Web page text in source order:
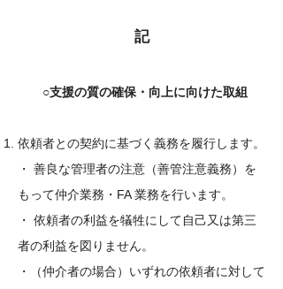
記
○支援の質の確保・向上に向けた取組
依頼者との契約に基づく義務を履行します。
・ 善良な管理者の注意（善管注意義務）を
もって仲介業務・FA 業務を行います。
・ 依頼者の利益を犠牲にして自己又は第三
者の利益を図りません。​​
・（仲介者の場合）いずれの依頼者に対して